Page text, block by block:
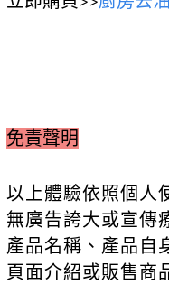
免責聲明
以上體驗依照個人
無廣告誇大或宣傳
產品名稱、產品自
頁面介紹或販售商